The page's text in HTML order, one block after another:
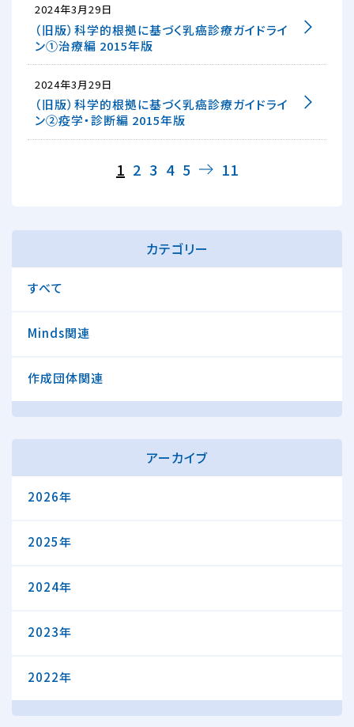
2024年3月29日
（旧版）科学的根拠に基づく乳癌診療ガイドライ
ン①治療編 2015年版
2024年3月29日
（旧版）科学的根拠に基づく乳癌診療ガイドライ
ン②疫学・診断編 2015年版
1 2 3 4 5 11
カテゴリー
すべて
Minds関連
作成団体関連
アーカイブ
2026年
2025年
2024年
2023年
2022年